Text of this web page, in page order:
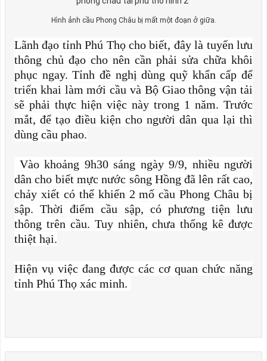
Hình ảnh cầu Phong Châu bị mất một đoạn ở giữa.
Lãnh đạo tỉnh Phú Thọ cho biết, đây là tuyến lưu
thông chủ đạo cho nên cần phải sửa chữa khôi
phục ngay. Tỉnh đề nghị dùng quỹ khẩn cấp để
triển khai làm mới cầu và Bộ Giao thông vận tải
sẽ phải thực hiện việc này trong 1 năm. Trước
mắt, để tạo điều kiện cho người dân qua lại thì
dùng cầu phao.
Vào khoảng 9h30 sáng ngày 9/9, nhiều người
dân cho biết mực nước sông Hồng đã lên rất cao,
chảy xiết có thể khiến 2 mố cầu Phong Châu bị
sập. Thời điểm cầu sập, có phương tiện lưu
thông trên cầu. Tuy nhiên, chưa thống kê được
thiệt hại.
Hiện vụ việc đang được các cơ quan chức năng
tỉnh Phú Thọ xác minh.